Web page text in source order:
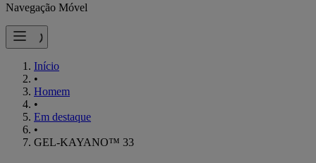
Navegação Móvel
Início
•
Homem
•
Em destaque
•
GEL-KAYANO™ 33